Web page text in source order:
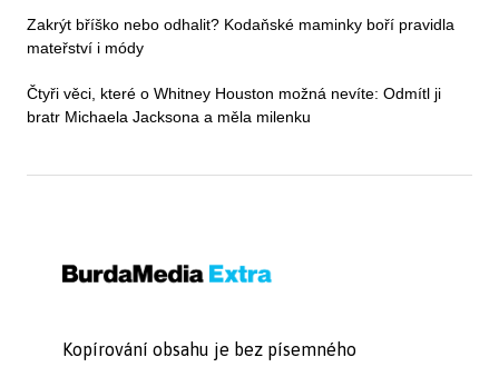
Zakrýt bříško nebo odhalit? Kodaňské maminky boří pravidla
mateřství i módy
Čtyři věci, které o Whitney Houston možná nevíte: Odmítl ji
bratr Michaela Jacksona a měla milenku
Kopírování obsahu je bez písemného